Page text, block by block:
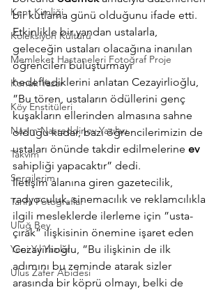
Kent Kimliği
Koleksiyon Kültürü
Memleket Hastaneleri Fotoğraf Proje
Konuk Yazar
Köy Enstitüleri
Nazim Nasreddinov Yazıları
Takvim
Sergilerim
Tarihi Fotoğraflar
Uluğ Bey
Yeni Yıl Yazıları
Ulus Zafer Abidesi
bir kutlama günü olduğunu ifade etti.
Etkinlikle bir yandan ustalarla,
geleceğin ustaları olacağına inanılan
öğrencileri buluşturmayı
hedeflediklerini anlatan Cezayirlioğlu,
”Bu tören, ustaların ödüllerini genç
kuşakların ellerinden almasına sahne
olduğu kadar, bazı öğrencilerimizin de
ustaları önünde takdir edilmelerine ev
sahipliği yapacaktır” dedi.
İletişim alanına giren gazetecilik,
radyoculuk, sinemacılık ve reklamcılıkla
ilgili mesleklerde ilerleme için ”usta-
çırak” ilişkisinin önemine işaret eden
Cezayirlioğlu, ”Bu ilişkinin de ilk
adımını bu zeminde atarak sizler
arasında bir köprü olmayı, belki de